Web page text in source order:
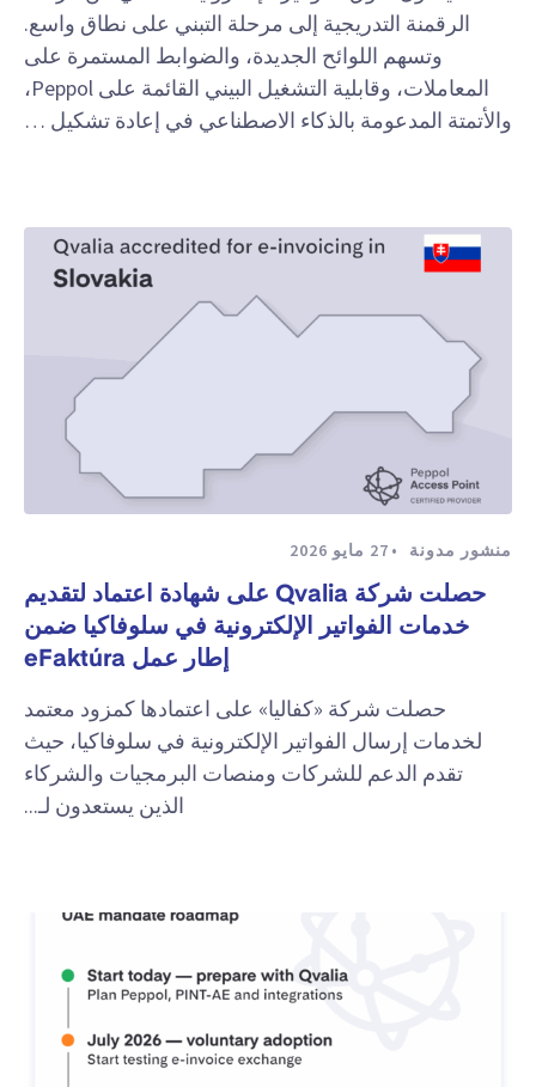
الرقمنة التدريجية إلى مرحلة التبني على نطاق واسع.
وتسهم اللوائح الجديدة، والضوابط المستمرة على
المعاملات، وقابلية التشغيل البيني القائمة على Peppol،
والأتمتة المدعومة بالذكاء الاصطناعي في إعادة تشكيل …
منشور مدونة 27 مايو 2026
حصلت شركة Qvalia على شهادة اعتماد لتقديم
خدمات الفواتير الإلكترونية في سلوفاكيا ضمن
إطار عمل eFaktúra
حصلت شركة «كفاليا» على اعتمادها كمزود معتمد
لخدمات إرسال الفواتير الإلكترونية في سلوفاكيا، حيث
تقدم الدعم للشركات ومنصات البرمجيات والشركاء
الذين يستعدون لـ...